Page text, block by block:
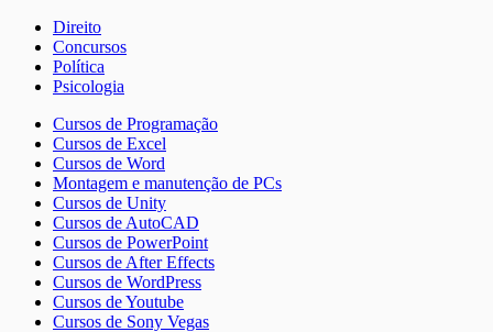
Direito
Concursos
Política
Psicologia
Cursos de Programação
Cursos de Excel
Cursos de Word
Montagem e manutenção de PCs
Cursos de Unity
Cursos de AutoCAD
Cursos de PowerPoint
Cursos de After Effects
Cursos de WordPress
Cursos de Youtube
Cursos de Sony Vegas